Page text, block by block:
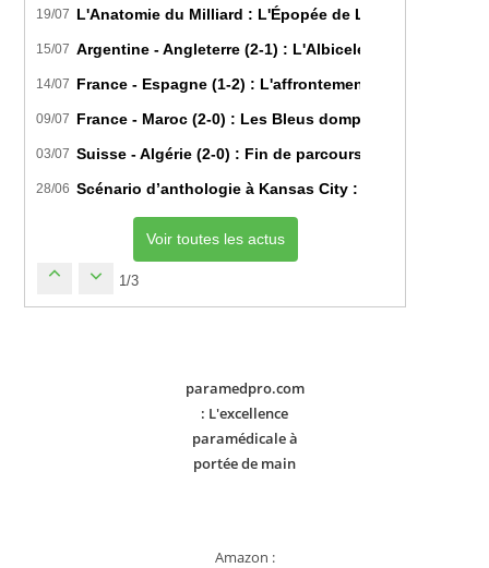
19/07 L'Anatomie du Milliard : L'Épopée de Lamine Yamal du
15/07 Argentine - Angleterre (2-1) : L'Albiceleste renverse
14/07 France - Espagne (1-2) : L'affrontement tactique
09/07 France - Maroc (2-0) : Les Bleus domptent les Lions
03/07 Suisse - Algérie (2-0) : Fin de parcours pour les
28/06 Scénario d’anthologie à Kansas City : L’Algérie
Voir toutes les actus
1/3
paramedpro.com
: L'excellence
paramédicale à
portée de main
Amazon :